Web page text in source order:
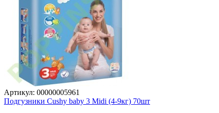
Артикул: 00000005961
Подгузники Cushy baby 3 Midi (4-9кг) 70шт